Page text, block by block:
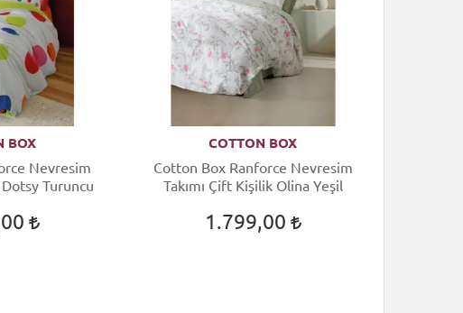
BOX
Nevresim
Dotsy Turuncu
COTTON BOX
Cotton Box Ranforce Nevresim
Takımı Çift Kişilik Olina Yeşil
1.799,00